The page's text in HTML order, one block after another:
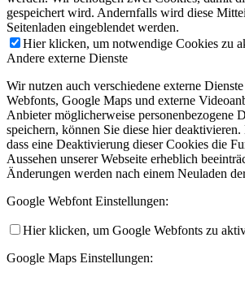
gespeichert wird. Andernfalls wird diese
Seitenladen eingeblendet werden.
Hier klicken, um notwendige Cookies zu
Andere externe Dienste
Wir nutzen auch verschiedene externe
Webfonts, Google Maps und externe
Anbieter möglicherweise personenbezogene
speichern, können Sie diese hier deaktivieren.
dass eine Deaktivierung dieser Cookies die
Aussehen unserer Webseite erheblich
Änderungen werden nach einem Neuladen
Google Webfont Einstellungen:
Hier klicken, um Google Webfonts zu
Google Maps Einstellungen: